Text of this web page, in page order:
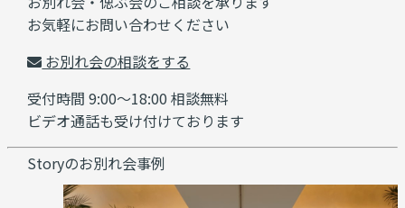
お気軽にお問い合わせください
お別れ会の相談をする
受付時間 9:00～18:00 相談無料
ビデオ通話も受け付けております
Storyのお別れ会事例